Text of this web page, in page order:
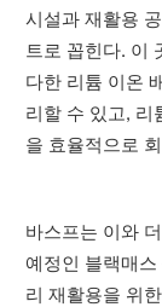
시설과 재활용
트로 꼽힌다. 이
다한 리튬 이온
리할 수 있고, 리
을 효율적으로
바스프는 이와
예정인 블랙매
리 재활용을 위